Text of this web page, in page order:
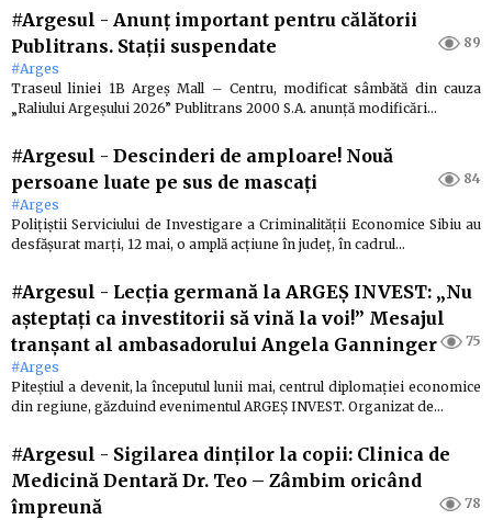
#Argesul - Anunț important pentru călătorii
Publitrans. Stații suspendate
89
#Arges
Traseul liniei 1B Argeș Mall – Centru, modificat sâmbătă din cauza
„Raliului Argeșului 2026” Publitrans 2000 S.A. anunță modificări…
#Argesul - Descinderi de amploare! Nouă
persoane luate pe sus de mascați
84
#Arges
Polițiștii Serviciului de Investigare a Criminalității Economice Sibiu au
desfășurat marți, 12 mai, o amplă acțiune în județ, în cadrul…
#Argesul - Lecția germană la ARGEȘ INVEST: „Nu
așteptați ca investitorii să vină la voi!” Mesajul
tranșant al ambasadorului Angela Ganninger
75
#Arges
Piteștiul a devenit, la începutul lunii mai, centrul diplomației economice
din regiune, găzduind evenimentul ARGEȘ INVEST. Organizat de…
#Argesul - Sigilarea dinților la copii: Clinica de
Medicină Dentară Dr. Teo – Zâmbim oricând
împreună
78